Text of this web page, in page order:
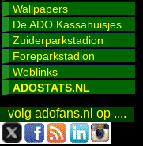
Wallpapers
De ADO Kassahuisjes
Zuiderparkstadion
Foreparkstadion
Weblinks
ADOSTATS.NL
volg adofans.nl op ....